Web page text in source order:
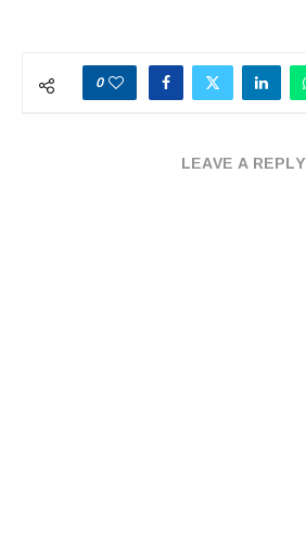
0
LEAVE A REPLY